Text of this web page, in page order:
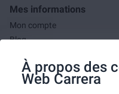
À propos des
Web Carrera
Mes informations
Mon compte
Blog
Mes commandes